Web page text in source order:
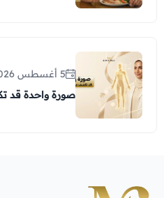
5 أغسطس 2026
صورة واحدة قد